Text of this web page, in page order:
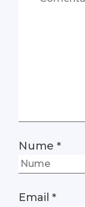
Nume*
Email*